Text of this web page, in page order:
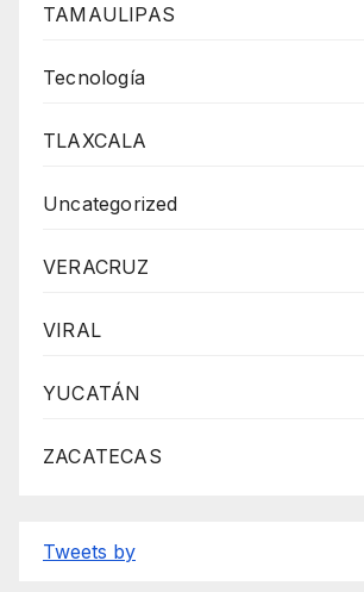
TAMAULIPAS
Tecnología
TLAXCALA
Uncategorized
VERACRUZ
VIRAL
YUCATÁN
ZACATECAS
Tweets by